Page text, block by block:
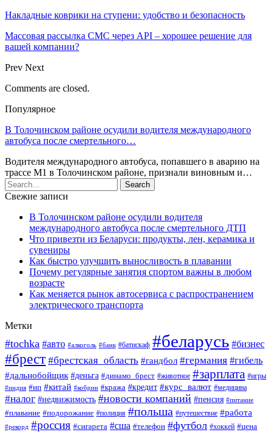
Накладные коврики на ступени: удобство и безопасность
Массовая рассылка СМС через API – хорошее решение для
вашей компании?
Prev Next
Comments are closed.
Популярное
В Толочинском районе осудили водителя международного
автобуса после смертельного…
Водителя международного автобуса, попавшего в аварию на
трассе М1 в Толочинском районе, признали виновным и…
Свежие записи
В Толочинском районе осудили водителя
международного автобуса после смертельного ДТП
Что привезти из Беларуси: продукты, лен, керамика и
сувениры
Как быстро улучшить выносливость в плавании
Почему регулярные занятия спортом важны в любом
возрасте
Как меняется рынок автосервиса с распространением
электрического транспорта
Метки
#tochka #авто #алкоголь #банк #батискаф #беларусь #бизнес
#брест #брестская_область #гандбол #германия #гибель
#дальнобойщик #деньга #динамо_брест #животное #зарплата #игры
#индия #ип #китай #кобрин #кража #кредит #курс_валют #медицина
#налог #недвижимость #новости компаний #пенсия #питание
#плавание #подорожание #полиция #польша #путешествие #работа
#рекорд #россия #сигарета #сша #телефон #футбол #хоккей #цена